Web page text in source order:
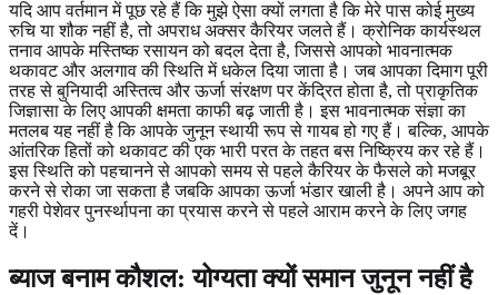
यदि आप वर्तमान में पूछ रहे हैं कि मुझे ऐसा क्यों लगता है कि मेरे पास कोई मुख्य
रुचि या शौक नहीं है, तो अपराध अक्सर कैरियर जलते हैं। क्रोनिक कार्यस्थल
तनाव आपके मस्तिष्क रसायन को बदल देता है, जिससे आपको भावनात्मक
थकावट और अलगाव की स्थिति में धकेल दिया जाता है। जब आपका दिमाग पूरी
तरह से बुनियादी अस्तित्व और ऊर्जा संरक्षण पर केंद्रित होता है, तो प्राकृतिक
जिज्ञासा के लिए आपकी क्षमता काफी बढ़ जाती है। इस भावनात्मक संज्ञा का
मतलब यह नहीं है कि आपके जुनून स्थायी रूप से गायब हो गए हैं। बल्कि, आपके
आंतरिक हितों को थकावट की एक भारी परत के तहत बस निष्क्रिय कर रहे हैं।
इस स्थिति को पहचानने से आपको समय से पहले कैरियर के फैसले को मजबूर
करने से रोका जा सकता है जबकि आपका ऊर्जा भंडार खाली है। अपने आप को
गहरी पेशेवर पुनर्स्थापना का प्रयास करने से पहले आराम करने के लिए जगह
दें।
ब्याज बनाम कौशल: योग्यता क्यों समान जुनून नहीं है